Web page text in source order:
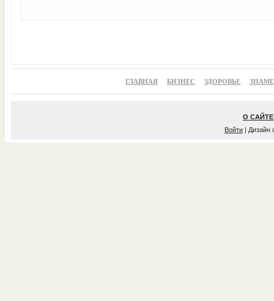
ГЛАВНАЯ БИЗНЕС ЗДОРОВЬЕ
О САЙТЕ
Войти | Дизайн